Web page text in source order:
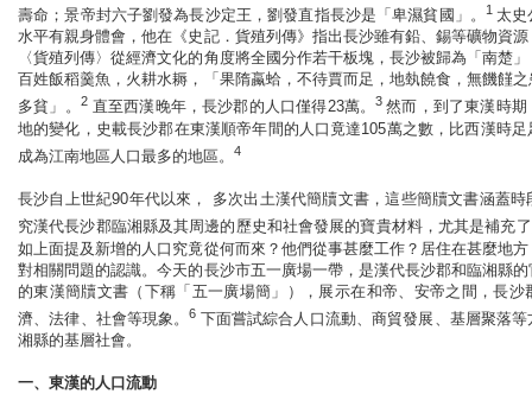
壽命；景帝封六子劉發為長沙定王，劉發直指長沙是「卑濕貧國」。
1太史
水平有親身體會，他在《史記．貨殖列傳》指出長沙雖有鉛、錫等礦物資
〈貨殖列傳〉從經濟文化的角度將全國分作若干板塊，長沙被歸為「南楚
百姓飯稻羹魚，火耕水耨，「果隋蠃蛤，不待賈而足，地埶饒食，無饑饉
多貧」。
2直至西漢晚年，長沙郡的人口僅得23萬。3然而，到了東漢時
地的變化，史載長沙郡在東漢順帝年間的人口竟達105萬之數，比西漢時
成為江南地區人口最多的地區。
4
長沙自上世紀90年代以來， 多次出土漢代簡牘文書，這些簡牘文書涵蓋
究漢代長沙郡臨湘縣及其周邊的歷史和社會發展的寶貴材料，尤其是補充
如上面提及新增的人口究竟從何而來？他們從事甚麼工作？居住在甚麼地
對相關問題的認識。今天的長沙市五一廣場一帶，是漢代長沙郡和臨湘縣
的東漢簡牘文書（下稱「五一廣場簡」），展示在和帝、安帝之間，長
濟、法律、社會等現象。6 下面嘗試綜合人口流動、商貿發展、基層聚落
湘縣的基層社會。
一、東漢的人口流動